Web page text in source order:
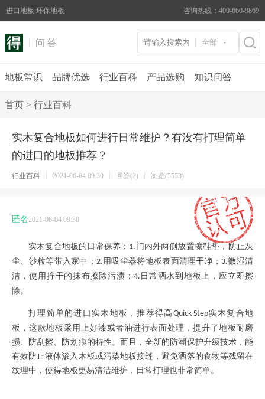
进口地板 环保地板 咨询热线：400-660-9869
问 答 全部
地板常识 品牌优选 行业百科 产品选购 知识问答
首页 > 行业百科
实木复合地板如何进行日常维护？有没有打理简单
的进口的地板推荐？
行业百科 2021-06-04 09:30 回答(2) 浏览(5553)
匿名2021-06-04 09:30
实木复合地板的日常保养： 1. 门内外两侧放置擦鞋垫，防止灰
尘、沙粒等带入家中； 2.用吸尘器将地板表面清理干净； 3.微湿清
洁，使用拧干的抹布擦除污渍； 4. 日常洒水到地板上，应立即擦
除。
打理简单的进口实木地板，推荐得高 Quick-Step实木复合地
板，这款地板采用上好漆或者油进行表面处理，提升了地板耐磨
损、防刮擦、防划痕的特性。而且，全新的防潮保护升级技术，能
有效防止液体渗入木板或污染地板接缝，避免洒落的食物等残留在
纹理中，使得地板更易清洁维护，日常打理也非常简单。